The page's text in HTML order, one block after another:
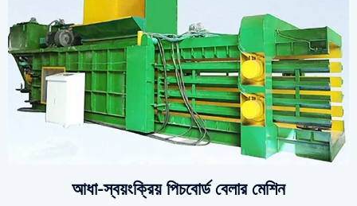
আধা-স্বয়ংক্রিয় পিচবোর্ড বেলার মেশিন